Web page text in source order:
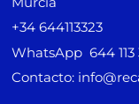
+34 644113323
WhatsApp 644 113
Contacto: